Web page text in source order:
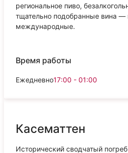
региональное пиво,
тщательно подобранные вина —
международные.
Время работы
Ежедневно17:00 - 01:00
Касематтен
Исторический сводчатый